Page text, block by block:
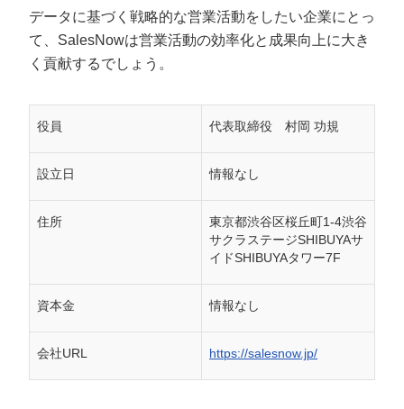
データに基づく戦略的な営業活動をしたい企業にとっ
て、SalesNowは営業活動の効率化と成果向上に大き
く貢献するでしょう。
役員 代表取締役 村岡 功規
設立日 情報なし
住所
東京都渋谷区桜丘町1-4渋谷
サクラステージSHIBUYAサ
イドSHIBUYAタワー7F
資本金 情報なし
会社URL https://salesnow.jp/